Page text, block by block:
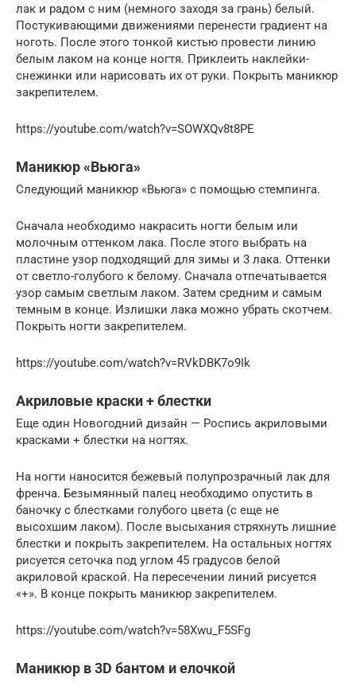
лак и радом с ним (немного заходя за грань) белый.
Постукивающими движениями перенести градиент на
ноготь. После этого тонкой кистью провести линию
белым лаком на конце ногтя. Приклеить наклейки-
снежинки или нарисовать их от руки. Покрыть маникюр
закрепителем.
https://youtube.com/watch?v=SOWXQv8t8PE
Маникюр «Вьюга»
Следующий маникюр «Вьюга» с помощью стемпинга.
Сначала необходимо накрасить ногти белым или
молочным оттенком лака. После этого выбрать на
пластине узор подходящий для зимы и 3 лака. Оттенки
от светло-голубого к белому. Сначала отпечатывается
узор самым светлым лаком. Затем средним и самым
темным в конце. Излишки лака можно убрать скотчем.
Покрыть ногти закрепителем.
https://youtube.com/watch?v=RVkDBK7o9Ik
Акриловые краски + блестки
Еще один Новогодний дизайн — Роспись акриловыми
красками + блестки на ногтях.
На ногти наносится бежевый полупрозрачный лак для
френча. Безымянный палец необходимо опустить в
баночку с блестками голубого цвета (с еще не
высохшим лаком). После высыхания стряхнуть лишние
блестки и покрыть закрепителем. На остальных ногтях
рисуется сеточка под углом 45 градусов белой
акриловой краской. На пересечении линий рисуется
«+». В конце покрыть маникюр закрепителем.
https://youtube.com/watch?v=58Xwu_F5SFg
Маникюр в 3D бантом и елочкой